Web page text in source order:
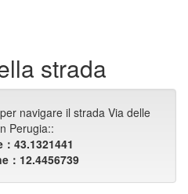
strada
navigare il strada Via delle
Perugia::
43.1321441
：12.4456739